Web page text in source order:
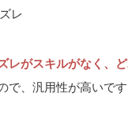
レ
レがスキルがなく、
、汎用性が高いです